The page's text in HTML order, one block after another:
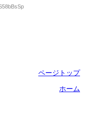
ページトップ
ホーム